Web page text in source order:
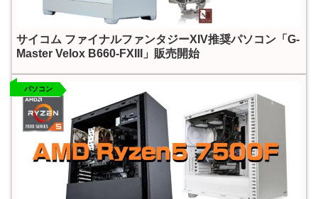
サイコム ファイナルファンタジーXIV推奨パソコン「G-
Master Velox B660-FXIII」販売開始
パソコン